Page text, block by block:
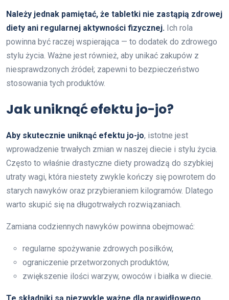
Należy jednak pamiętać, że tabletki nie zastąpią zdrowej
diety ani regularnej aktywności fizycznej. Ich rola
powinna być raczej wspierająca — to dodatek do zdrowego
stylu życia. Ważne jest również, aby unikać zakupów z
niesprawdzonych źródeł; zapewni to bezpieczeństwo
stosowania tych produktów.
Jak uniknąć efektu jo-jo?
Aby skutecznie uniknąć efektu jo-jo, istotne jest
wprowadzenie trwałych zmian w naszej diecie i stylu życia.
Często to właśnie drastyczne diety prowadzą do szybkiej
utraty wagi, która niestety zwykle kończy się powrotem do
starych nawyków oraz przybieraniem kilogramów. Dlatego
warto skupić się na długotrwałych rozwiązaniach.
Zamiana codziennych nawyków powinna obejmować:
regularne spożywanie zdrowych posiłków,
ograniczenie przetworzonych produktów,
zwiększenie ilości warzyw, owoców i białka w diecie.